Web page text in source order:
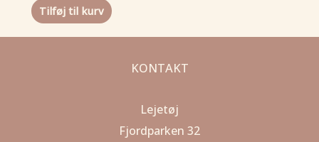
Tilføj til kurv
KONTAKT
Lejetøj
Fjordparken 32